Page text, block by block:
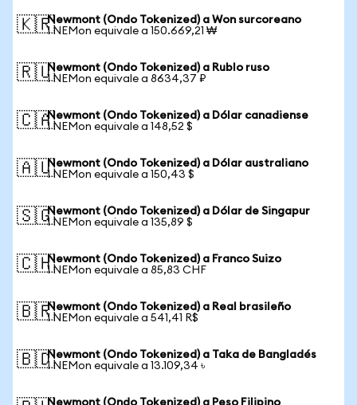
🇰🇷Newmont (Ondo Tokenized) a Won surcoreano
1 NEMon equivale a 150.669,21 ₩
🇷🇺Newmont (Ondo Tokenized) a Rublo ruso
1 NEMon equivale a 8634,37 ₽
🇨🇦Newmont (Ondo Tokenized) a Dólar canadiense
1 NEMon equivale a 148,52 $
🇦🇺Newmont (Ondo Tokenized) a Dólar australiano
1 NEMon equivale a 150,43 $
🇸🇬Newmont (Ondo Tokenized) a Dólar de Singapur
1 NEMon equivale a 135,89 $
🇨🇭Newmont (Ondo Tokenized) a Franco Suizo
1 NEMon equivale a 85,83 CHF
🇧🇷Newmont (Ondo Tokenized) a Real brasileño
1 NEMon equivale a 541,41 R$
🇧🇩Newmont (Ondo Tokenized) a Taka de Bangladés
1 NEMon equivale a 13.109,34 ৳
Newmont (Ondo Tokenized) a Peso Filipino